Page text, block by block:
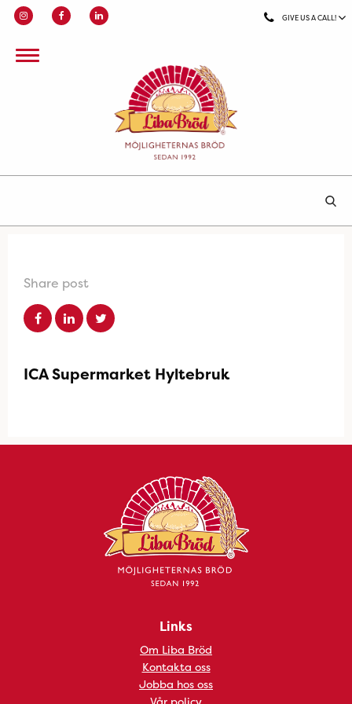
GIVE US A CALL!
Share post
ICA Supermarket Hyltebruk
Links
Om Liba Bröd
Kontakta oss
Jobba hos oss